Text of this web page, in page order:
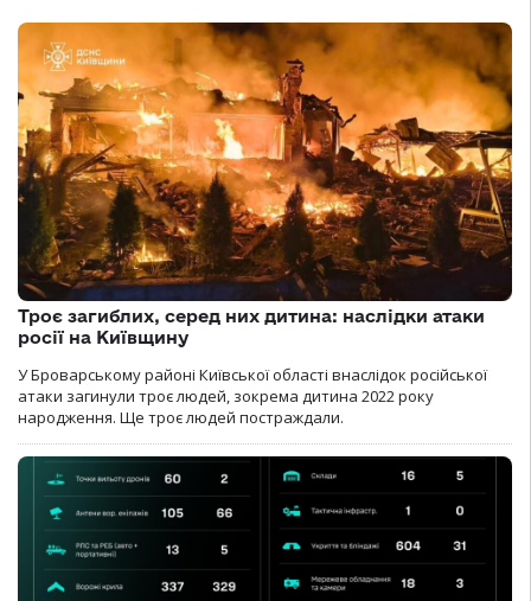
Троє загиблих, серед них дитина: наслідки атаки
росії на Київщину
У Броварському районі Київської області внаслідок російської
атаки загинули троє людей, зокрема дитина 2022 року
народження. Ще троє людей постраждали.